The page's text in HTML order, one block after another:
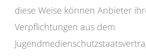
diese Weise können Anbieter
Verpflichtungen aus dem